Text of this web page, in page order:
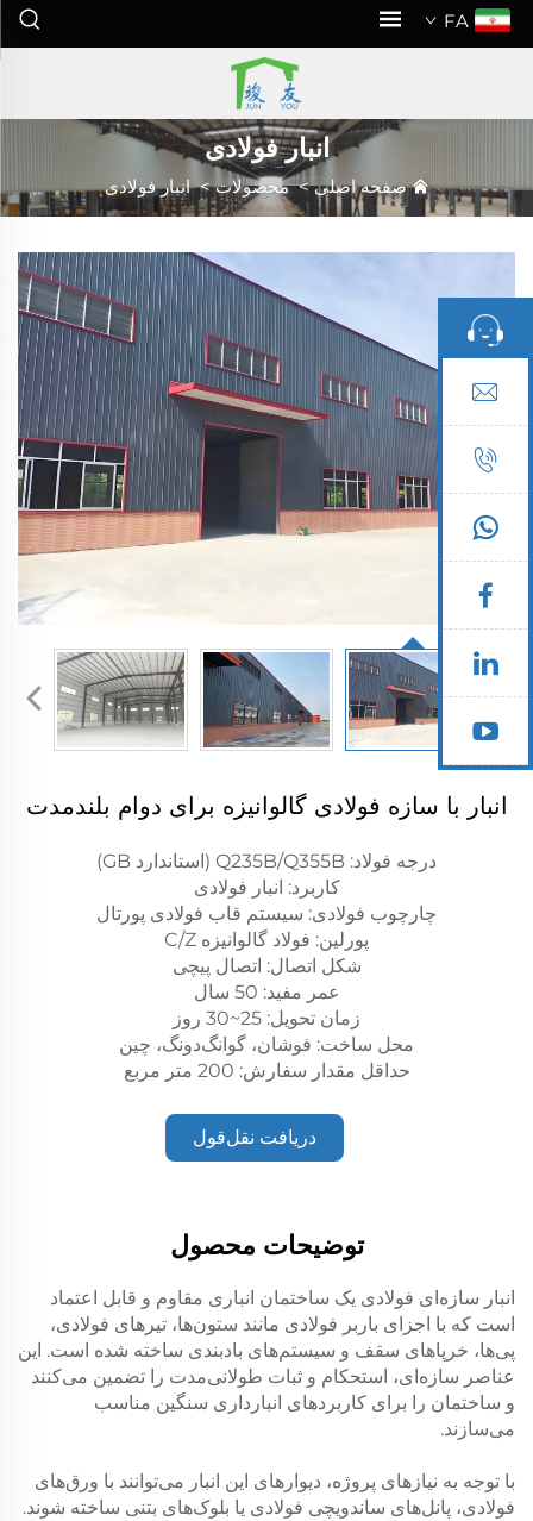
FA
انبار فولادی
صفحه اصلی>محصولات>انبار فولادی
انبار با سازه فولادی گالوانیزه برای دوام بلندمدت
درجه فولاد: Q235B/Q355B (استاندارد GB)
کاربرد: انبار فولادی
چارچوب فولادی: سیستم قاب فولادی پورتال
پورلین: فولاد گالوانیزه C/Z
شکل اتصال: اتصال پیچی
عمر مفید: 50 سال
زمان تحویل: 25~30 روز
محل ساخت: فوشان، گوانگ‌دونگ، چین
حداقل مقدار سفارش: 200 متر مربع
دریافت نقل‌قول
توضیحات محصول
انبار سازه‌ای فولادی یک ساختمان انباری مقاوم و قابل اعتماد
است که با اجزای باربر فولادی مانند ستون‌ها، تیرهای فولادی،
پی‌ها، خرپاهای سقف و سیستم‌های بادبندی ساخته شده است. این
عناصر سازه‌ای، استحکام و ثبات طولانی‌مدت را تضمین می‌کنند
و ساختمان را برای کاربردهای انبارداری سنگین مناسب
می‌سازند.
با توجه به نیازهای پروژه، دیوارهای این انبار می‌توانند با ورق‌های
فولادی، پانل‌های ساندویچی فولادی یا بلوک‌های بتنی ساخته شوند.